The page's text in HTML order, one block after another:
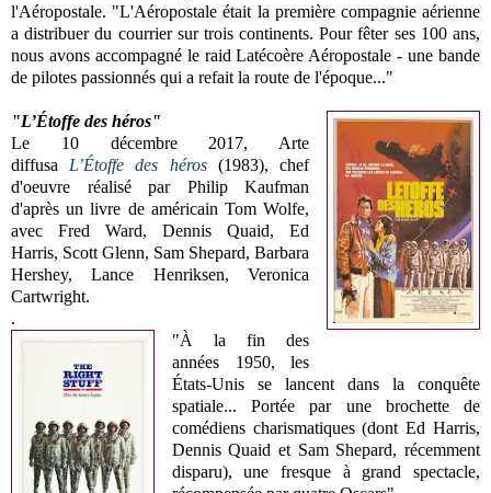
l'Aéropostale. "L'Aéropostale était la première compagnie aérienne
a distribuer du courrier sur trois continents. Pour fêter ses 100 ans,
nous avons accompagné le raid Latécoère Aéropostale - une bande
de pilotes passionnés qui a refait la route de l'époque..."
"L’Étoffe des héros"
Le 10 décembre 2017, Arte
diffusa L’Étoffe des héros
(1983), chef
d'oeuvre réalisé par Philip Kaufman
d'après un livre de américain Tom Wolfe,
avecFred Ward,Dennis Quaid,Ed
Harris, Scott Glenn, Sam Shepard,Barbara
Hershey,Lance Henriksen,Veronica
Cartwright.
.
"À la fin des
années 1950, les
États-Unis se lancent dans la conquête
spatiale... Portée par une brochette de
comédiens charismatiques (dont Ed Harris,
Dennis Quaid et Sam Shepard, récemment
disparu), une fresque à grand spectacle,